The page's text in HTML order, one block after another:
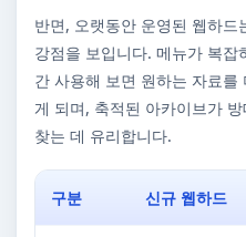
반면, 오랫동안 운영된 웹하드
강점을 보입니다. 메뉴가 복잡
간 사용해 보면 원하는 자료를
게 되며, 축적된 아카이브가
찾는 데 유리합니다.
구분 신규 웹하드